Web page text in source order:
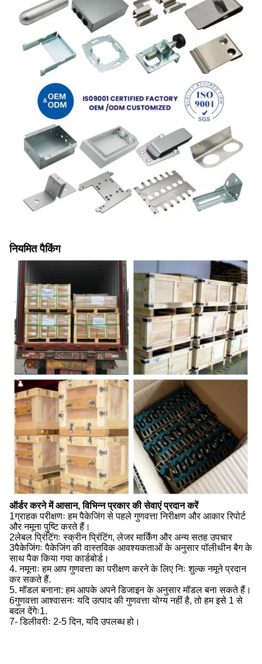
नियमित पैकिंग
ऑर्डर करने में आसान, विभिन्न प्रकार की सेवाएं प्रदान करें
1ग्राहक परीक्षणः हम पैकेजिंग से पहले गुणवत्ता निरीक्षण और आकार रिपोर्ट
और नमूना पुष्टि करते हैं।
2लेबल प्रिंटिंगः स्क्रीन प्रिंटिंग, लेजर मार्किंग और अन्य सतह उपचार
3पैकेजिंगः पैकेजिंग की वास्तविक आवश्यकताओं के अनुसार पॉलीथीन बैग के
साथ पैक किया गया कार्डबोर्ड।
4. नमूनाः हम आप गुणवत्ता का परीक्षण करने के लिए निः शुल्क नमूने प्रदान
कर सकते हैं.
5. मॉडल बनाना: हम आपके अपने डिजाइन के अनुसार मॉडल बना सकते हैं।
6गुणवत्ता आश्वासनः यदि उत्पाद की गुणवत्ता योग्य नहीं है, तो हम इसे 1 से
बदल देंगेः1.
7- डिलीवरीः 2-5 दिन, यदि उपलब्ध हो।